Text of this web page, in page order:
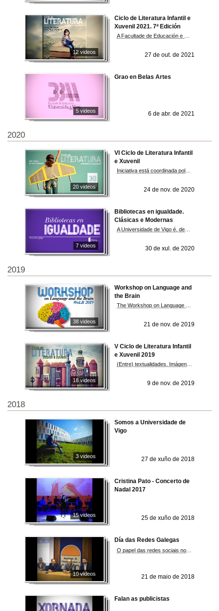
12 videos
Ciclo de Literatura Infantil e
Xuvenil 2021. 7ª Edición
27 de out. de 2021
5 videos
Grao en Belas Artes
6 de abr. de 2021
2020
20 videos
VI Ciclo de Literatura Infantil
e Xuvenil
24 de nov. de 2020
7 videos
Bibliotecas en igualdade.
Clásicas e Modernas
30 de xul. de 2020
2019
38 videos
Workshop on Language and
the Brain
21 de nov. de 2019
18 videos
V Ciclo de Literatura Infantil
e Xuvenil 2019
9 de nov. de 2019
2018
3 videos
Somos a Universidade de
Vigo
27 de xuño de 2018
15 videos
Cristina Pato - Concerto de
Nadal 2017
25 de xuño de 2018
10 videos
Día das Redes Galegas
21 de maio de 2018
Falan as publicistas